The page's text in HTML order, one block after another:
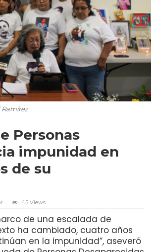
Ramírez
Personas
impunidad en
de su
45 Views
de una escalada de
ha cambiado, cuatro años
en la impunidad”, aseveró